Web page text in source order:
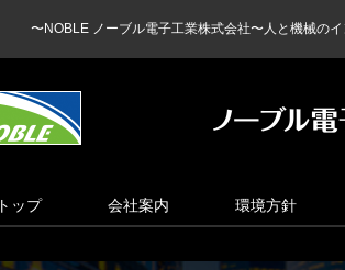
〜NOBLE ノーブル電子工業株式会社〜人と機械の
トップ 会社案内 環境方針